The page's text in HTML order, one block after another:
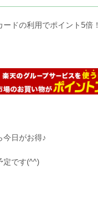
ドの利用でポイント5倍！
今日がお得♪
定です(^^)